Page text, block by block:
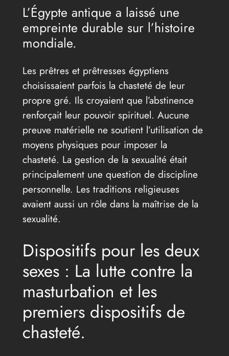
L’Égypte antique a laissé une
empreinte durable sur l’histoire
mondiale.
Les prêtres et prêtresses égyptiens
choisissaient parfois la chasteté de leur
propre gré. Ils croyaient que l’abstinence
renforçait leur pouvoir spirituel. Aucune
preuve matérielle ne soutient l’utilisation de
moyens physiques pour imposer la
chasteté. La gestion de la sexualité était
principalement une question de discipline
personnelle. Les traditions religieuses
avaient aussi un rôle dans la maîtrise de la
sexualité.
Dispositifs pour les deux
sexes : La lutte contre la
masturbation et les
premiers dispositifs de
chasteté.